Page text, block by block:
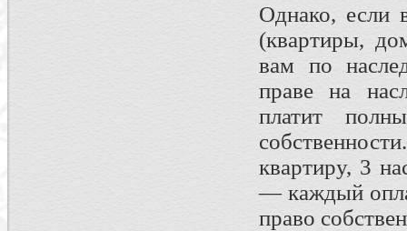
Однако, если
(квартиры,
вам по
праве на
платит
квартиру, 3
— каждый
право